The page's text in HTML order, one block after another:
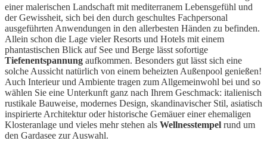
einer malerischen Landschaft mit mediterranem Lebensgefühl und
der Gewissheit, sich bei den durch geschultes Fachpersonal
ausgeführten Anwendungen in den allerbesten Händen zu befinden.
Allein schon die Lage vieler Resorts und Hotels mit einem
phantastischen Blick auf See und Berge lässt sofortige
Tiefenentspannung aufkommen. Besonders gut lässt sich eine
solche Aussicht natürlich von einem beheizten Außenpool genießen!
Auch Interieur und Ambiente tragen zum Allgemeinwohl bei und so
wählen Sie eine Unterkunft ganz nach Ihrem Geschmack: italienisch
rustikale Bauweise, modernes Design, skandinavischer Stil, asiatisch
inspirierte Architektur oder historische Gemäuer einer ehemaligen
Klosteranlage und vieles mehr stehen als Wellnesstempel rund um
den Gardasee zur Auswahl.